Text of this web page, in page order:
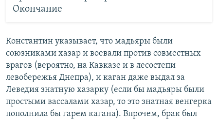
Окончание
Константин указывает, что мадьяры были
союзниками хазар и воевали против совместных
врагов (вероятно, на Кавказе и в лесостепи
левобережья Днепра), и каган даже выдал за
Леведия знатную хазарку (если бы мадьяры были
простыми вассалами хазар, то это знатная венгерка
пополнила бы гарем кагана). Впрочем, брак был